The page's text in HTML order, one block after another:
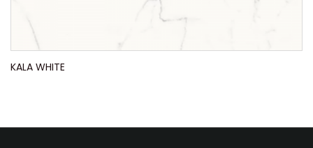
KALA WHITE